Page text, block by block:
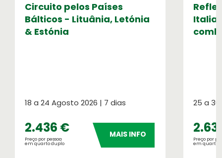
Seguros de Viagem
Verifique a apólice que se aplica à sua
Números OASIS
Indicadores do nosso sucesso
Circuito pelos Países
Bálticos - Lituânia, Letónia
& Estónia
18 a 24 Agosto 2026 | 7 dias
2.436 €
Preço por pessoa
em quarto duplo
MAIS INFO
25 a
Preço por
em quarto